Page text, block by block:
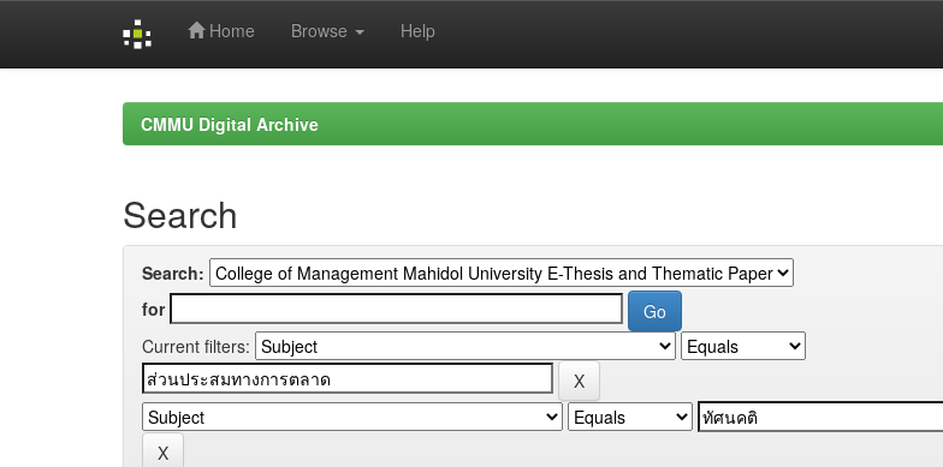
Home Browse Help
CMMU Digital Archive
Search
Search:
for
Current filters: